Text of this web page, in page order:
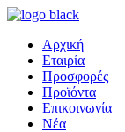
Αρχική
Εταιρία
Προσφορές
Προϊόντα
Επικοινωνία
Νέα